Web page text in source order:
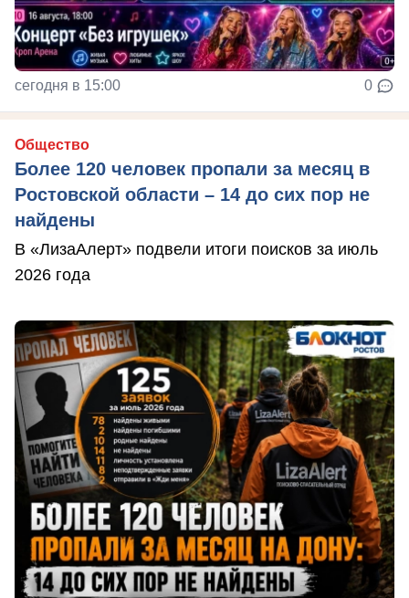
сегодня в 15:00 0
Общество
Более 120 человек пропали за месяц в
Ростовской области – 14 до сих пор не
найдены
В «ЛизаАлерт» подвели итоги поисков за июль
2026 года